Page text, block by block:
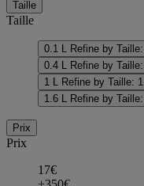
Taille
Taille
0.1 L
Refine by Taille:
0.4 L
Refine by Taille:
1 L
Refine by Taille: 1
1.6 L
Refine by Taille:
Prix
Prix
17€